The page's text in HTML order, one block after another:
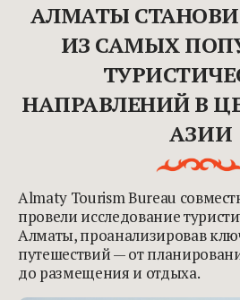
АЛМАТЫ
ИЗ САМЫХ
НАПРАВЛЕНИЙ В
АЗИИ
Almaty Tourism Bureau
провели исследование
Алматы, проанализировав
путешествий — от
до размещения и отдыха.